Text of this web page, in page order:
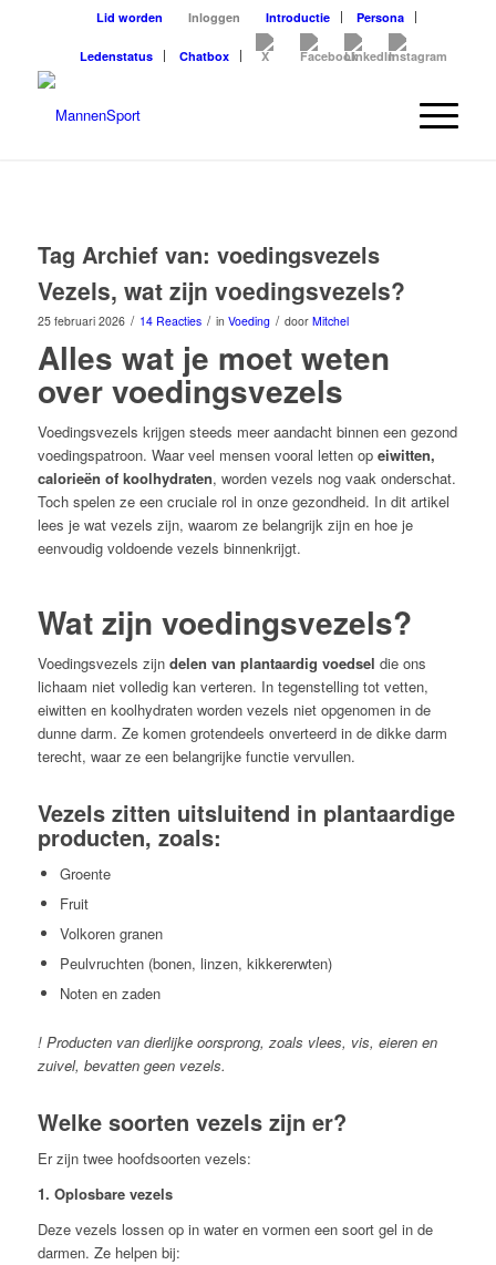
Lid worden Inloggen Introductie Persona
Ledenstatus Chatbox
Tag Archief van: voedingsvezels
Vezels, wat zijn voedingsvezels?
25 februari 2026 / 14 Reacties / in Voeding / door Mitchel
Alles wat je moet weten
over voedingsvezels
Voedingsvezels krijgen steeds meer aandacht binnen een gezond
voedingspatroon. Waar veel mensen vooral letten op eiwitten,
calorieën of koolhydraten, worden vezels nog vaak onderschat.
Toch spelen ze een cruciale rol in onze gezondheid. In dit artikel
lees je wat vezels zijn, waarom ze belangrijk zijn en hoe je
eenvoudig voldoende vezels binnenkrijgt.
Wat zijn voedingsvezels?
Voedingsvezels zijn delen van plantaardig voedsel die ons
lichaam niet volledig kan verteren. In tegenstelling tot vetten,
eiwitten en koolhydraten worden vezels niet opgenomen in de
dunne darm. Ze komen grotendeels onverteerd in de dikke darm
terecht, waar ze een belangrijke functie vervullen.
Vezels zitten uitsluitend in plantaardige
producten, zoals:
Groente
Fruit
Volkoren granen
Peulvruchten (bonen, linzen, kikkererwten)
Noten en zaden
! Producten van dierlijke oorsprong, zoals vlees, vis, eieren en
zuivel, bevatten geen vezels.
Welke soorten vezels zijn er?
Er zijn twee hoofdsoorten vezels:
1. Oplosbare vezels
Deze vezels lossen op in water en vormen een soort gel in de
darmen. Ze helpen bij: